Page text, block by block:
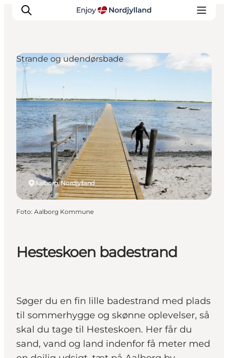
Oplevelser og aktiviteter
Planlæg din tur
Byer og steder
Guides
Det sker
For børn
Hesteskoen badestrand
Søger du en fin lille badestrand med plads
til sommerhygge og skønne oplevelser, så
skal du tage til Hesteskoen. Her får du
sand, vand og land indenfor få meter med
Aalborg, Nordjylland
Strande og udendørsbade
Foto: Aalborg Kommune